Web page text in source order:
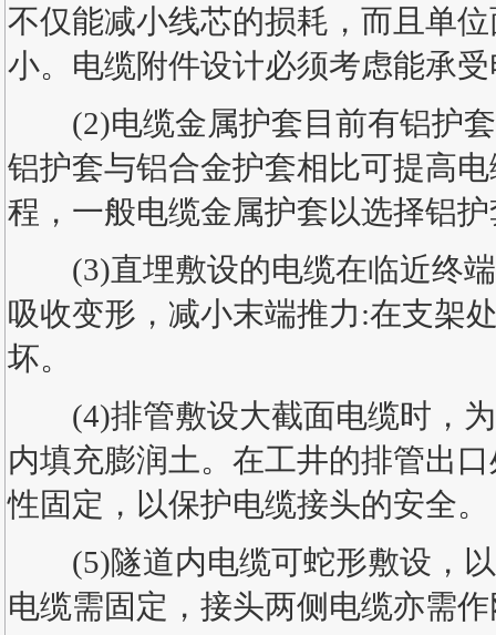
不仅能减小线芯的损耗，而且单
小。电缆附件设计必须考虑能承
(2)电缆金属护套目前有铝护套
铝护套与铝合金护套相比可提高
程，一般电缆金属护套以选择铝
(3)直埋敷设的电缆在临近终端
吸收变形，减小末端推力:在支架
坏。
(4)排管敷设大截面电缆时，为
内填充膨润土。在工井的排管出
性固定，以保护电缆接头的安全。
(5)隧道内电缆可蛇形敷设，以
电缆需固定，接头两侧电缆亦需